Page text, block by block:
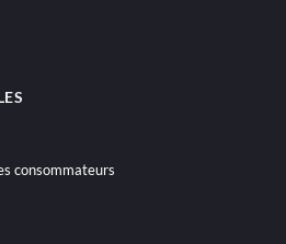
consommateurs